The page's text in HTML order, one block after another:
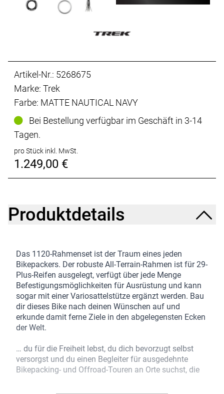
Artikel-Nr.: 5268675
Marke: Trek
Farbe: MATTE NAUTICAL NAVY
Bei Bestellung verfügbar im Geschäft in 3-14
Tagen.
pro Stück inkl. MwSt.
1.249,00 €
Produktdetails
Das 1120-Rahmenset ist der Traum eines jeden
Bikepackers. Der robuste All-Terrain-Rahmen ist für 29-
Plus-Reifen ausgelegt, verfügt über jede Menge
Befestigungsmöglichkeiten für Ausrüstung und kann
sogar mit einer Variosattelstütze ergänzt werden. Bau
dir dieses Bike nach deinen Wünschen auf und
erkunde damit ferne Ziele in den abgelegensten Ecken
der Welt.
… du für die Freiheit lebst, du dich bevorzugt selbst
versorgst und du einen Begleiter für ausgedehnte
Bikepacking- und Offroad-Touren an Orte suchst, die